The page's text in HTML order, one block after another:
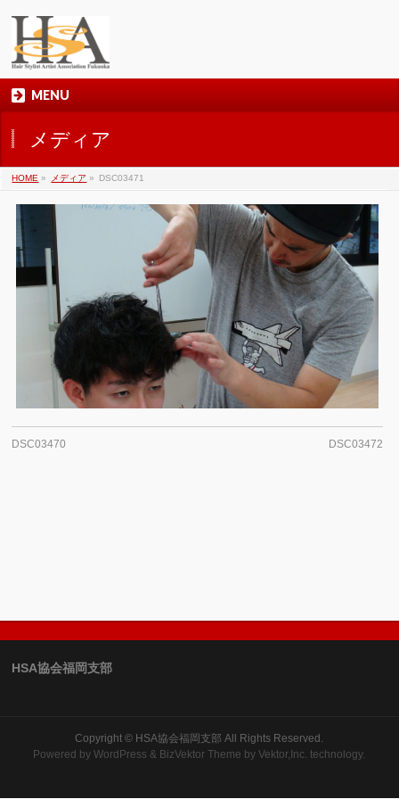
MENU
メディア
HOME » メディア » DSC03471
DSC03470 DSC03472
HSA協会福岡支部
Copyright © HSA協会福岡支部 All Rights Reserved.
Powered byWordPress & BizVektor Theme by Vektor,Inc. technology.